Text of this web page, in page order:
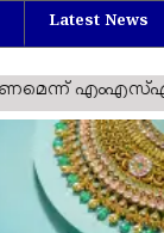
Latest News